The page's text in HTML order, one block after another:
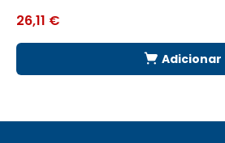
26,11 €
Adicionar